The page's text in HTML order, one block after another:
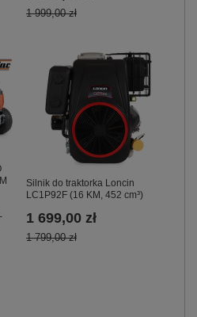
1 999,00 zł
Silnik do traktorka Loncin
LC1P92F (16 KM, 452 cm³)
1 699,00 zł
1 799,00 zł